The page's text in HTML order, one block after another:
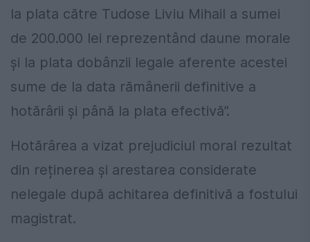
la plata către Tudose Liviu Mihail a sumei
de 200.000 lei reprezentând daune morale
şi la plata dobânzii legale aferente acestei
sume de la data rămânerii definitive a
hotărârii şi până la plata efectivă”.
Hotărârea a vizat prejudiciul moral rezultat
din reținerea și arestarea considerate
nelegale după achitarea definitivă a fostului
magistrat.